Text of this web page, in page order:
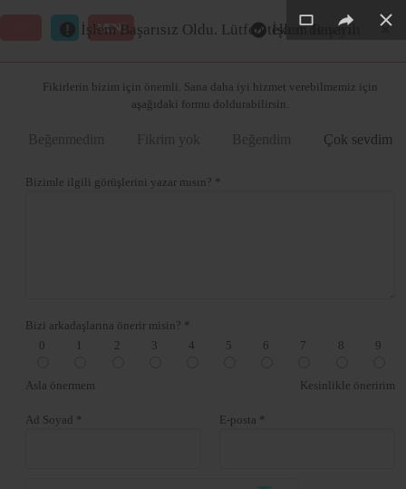
MENÜ
Fikirlerin bizim için önemli. Sana daha iyi hizmet verebilmemiz için
aşağıdaki formu doldurabilirsin.
Beğenmedim Fikrim yok Beğendim Çok sevdim
Bizimle ilgili görüşlerini yazar mısın? *
Bizi arkadaşlarına önerir misin? *
0
1 2 3 4 5 6 7 8 9
Asla önermem Kesinlikle öneririm
Ad Soyad * E-posta *
×
×
×
İşlem Başarılı ×
İşlem Başarısız Oldu. Lütfen tekrar deneyin ×